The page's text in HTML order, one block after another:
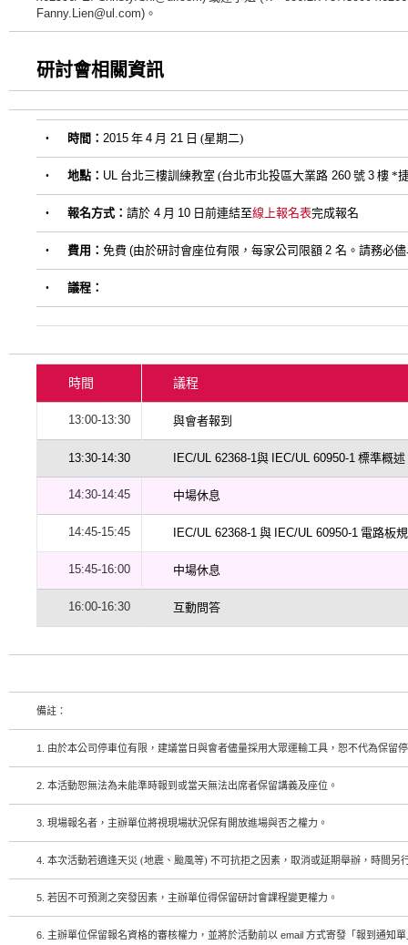
Fanny.Lien@ul.com) 。
研討會相關資訊
• 時間： 2015 年 4 月 21 日 (星期二)
• 地點： UL 台北三樓訓練教室 (台北市北投區大業路 260 號 3 樓 *
• 報名方式： 請於 4 月 10 日前連結至線上報名表完成報名
• 費用： 免費 (由於研討會座位有限，每家公司限額 2 名。請務必
• 議程：
時間 議程
13:00-13:30 與會者報到
13:30-14:30 IEC/UL 62368-1與 IEC/UL 60950-1 標準概述
14:30-14:45 中場休息
14:45-15:45 IEC/UL 62368-1 與 IEC/UL 60950-1 電路
15:45-16:00 中場休息
16:00-16:30 互動問答
備註：
1. 由於本公司停車位有限，建議當日與會者儘量採用大眾運輸工具，恕不代為保留
2. 本活動恕無法為未能準時報到或當天無法出席者保留講義及座位。
3. 現場報名者，主辦單位將視現場狀況保有開放進場與否之權力。
4. 本次活動若適逢天災 (地震、颱風等) 不可抗拒之因素，取消或延期舉辦，時間另
5. 若因不可預測之突發因素，主辦單位得保留研討會課程變更權力。
6. 主辦單位保留報名資格的審核權力，並將於活動前以 email 方式寄發「報到通知單